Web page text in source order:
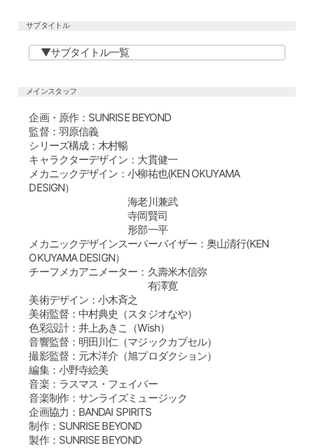
サブタイトル
サブタイトル一覧
メインスタッフ
企画・原作：SUNRISE BEYOND
監督：羽原信義
シリーズ構成：木村暢
キャラクターデザイン：大貫健一
メカニックデザイン：小柳祐也(KEN OKUYAMA
DESIGN）
海老川兼武
寺岡賢司
形部一平
メカニックデザインスーパーバイザー：奥山清行(KEN
OKUYAMA DESIGN）
チーフメカアニメーター：久壽米木信弥
有澤寛
美術デザイン：小木斉之
美術監督：中村典史（スタジオなや）
色彩設計：井上あきこ（Wish）
音響監督：明田川仁（マジックカプセル）
撮影監督：元木洋介（旭プロダクション）
編集：小野寺絵美
音楽：ラスマス・フェイバー
音楽制作：サンライズミュージック
企画協力：BANDAI SPIRITS
制作：SUNRISE BEYOND
製作：SUNRISE BEYOND